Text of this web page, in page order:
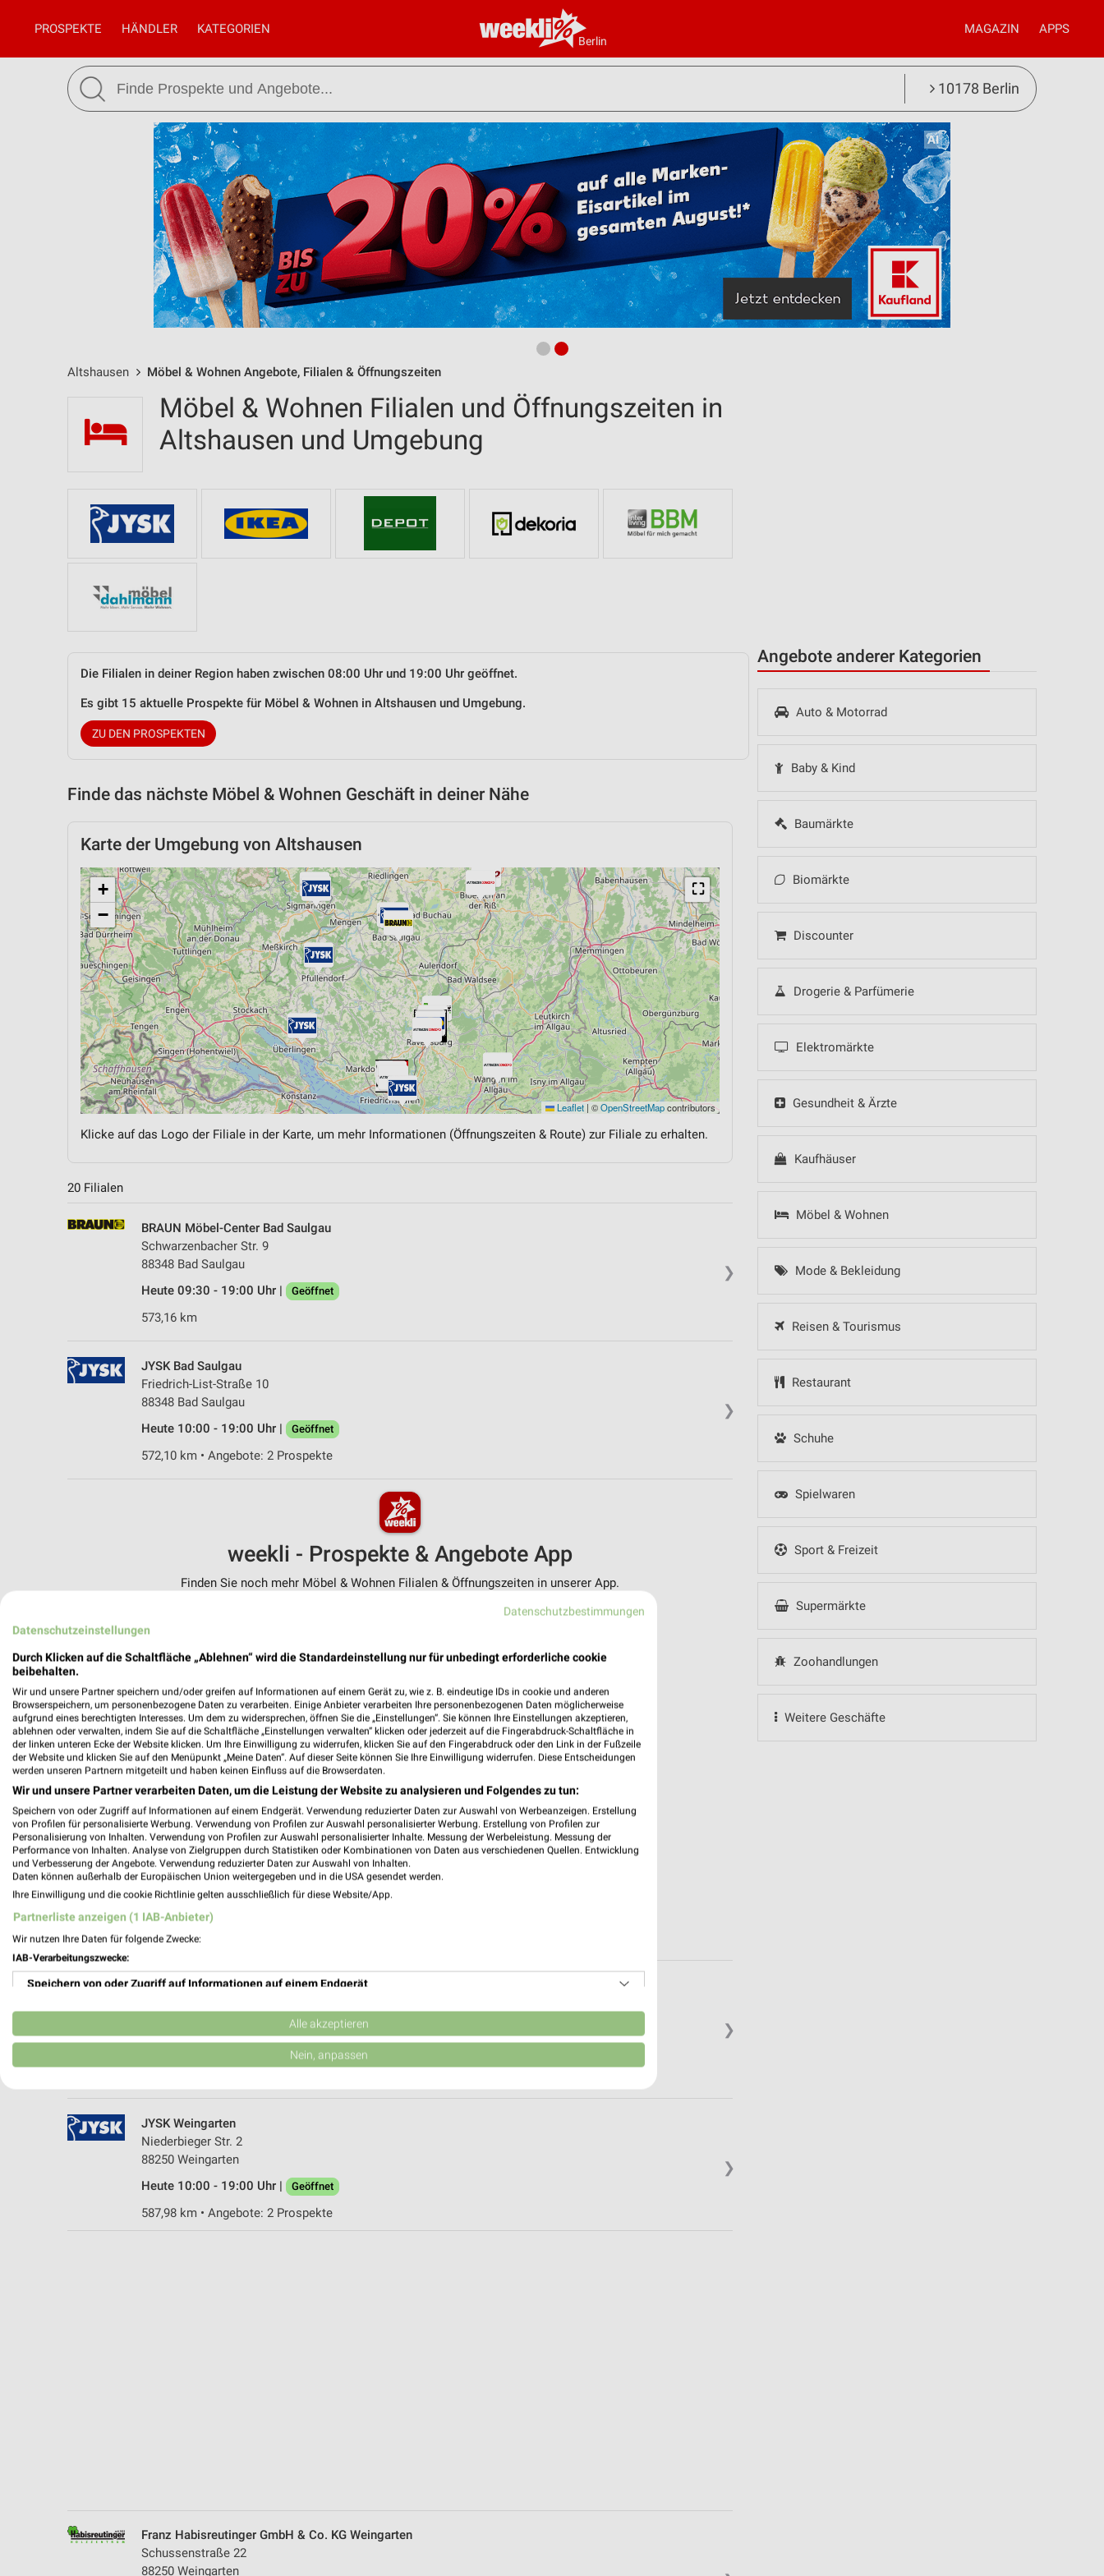
Berlin
PROSPEKTE HÄNDLER KATEGORIEN MAGAZIN APPS
10178 Berlin
Altshausen Möbel & Wohnen Angebote, Filialen & Öffnungszeiten
Angebote anderer Kategorien
Auto & Motorrad
Baby & Kind
Baumärkte
Biomärkte
Discounter
Drogerie & Parfümerie
Elektromärkte
Gesundheit & Ärzte
Kaufhäuser
Möbel & Wohnen
Mode & Bekleidung
Reisen & Tourismus
Restaurant
Schuhe
Spielwaren
Sport & Freizeit
Supermärkte
Zoohandlungen
Weitere Geschäfte
Möbel & Wohnen Filialen und Öffnungszeiten in
Altshausen und Umgebung
Die Filialen in deiner Region haben zwischen 08:00 Uhr und 19:00 Uhr geöffnet.
Es gibt 15 aktuelle Prospekte für Möbel & Wohnen in Altshausen und Umgebung.
ZU DEN PROSPEKTEN
Finde das nächste Möbel & Wohnen Geschäft in deiner Nähe
Karte der Umgebung von Altshausen
⛶
+
−
Leaflet | ©OpenStreetMapcontributors
Klicke auf das Logo der Filiale in der Karte, um mehr Informationen (Öffnungszeiten & Route) zur Filiale zu erhalten.
20 Filialen
❯
BRAUN Möbel-Center Bad Saulgau
Schwarzenbacher Str. 9
88348 Bad Saulgau
Heute 09:30 - 19:00 Uhr |
Geöffnet
573,16 km
❯
JYSK Bad Saulgau
Friedrich-List-Straße 10
88348 Bad Saulgau
Heute 10:00 - 19:00 Uhr |
Geöffnet
572,10 km • Angebote: 2 Prospekte
weekli - Prospekte & Angebote App
Finden Sie noch mehr Möbel & Wohnen Filialen & Öffnungszeiten in unserer App.
✔Push-Benachrichtigungen bei neuen Prospekten
Einkaufsliste - Einkauf stressfrei planen
Nutze weekli auch mobil – App jetzt laden oder QR-Code scannen.
❯
Matratzen Concord Bad Saulgau
Heute 10:00 - 19:00 Uhr | Geöffnet
❯
JYSK Weingarten
Niederbieger Str. 2
88250 Weingarten
Heute 10:00 - 19:00 Uhr |
Geöffnet
587,98 km • Angebote: 2 Prospekte
Franz Habisreutinger GmbH & Co. KG Weingarten
Schussenstraße 22
88250 Weingarten
Datenschutzbestimmungen
Datenschutzeinstellungen
Durch Klicken auf die Schaltfläche „Ablehnen“ wird die Standardeinstellung nur für unbedingt erforderliche cookie
beibehalten.
Wir und unsere Partner speichern und/oder greifen auf Informationen auf einem Gerät zu, wie z. B. eindeutige IDs in cookie und anderen
Browserspeichern, um personenbezogene Daten zu verarbeiten. Einige Anbieter verarbeiten Ihre personenbezogenen Daten möglicherweise
aufgrund eines berechtigten Interesses. Um dem zu widersprechen, öffnen Sie die „Einstellungen“. Sie können Ihre Einstellungen akzeptieren,
ablehnen oder verwalten, indem Sie auf die Schaltfläche „Einstellungen verwalten“ klicken oder jederzeit auf die Fingerabdruck-Schaltfläche in
der linken unteren Ecke der Website klicken. Um Ihre Einwilligung zu widerrufen, klicken Sie auf den Fingerabdruck oder den Link in der Fußzeile
der Website und klicken Sie auf den Menüpunkt „Meine Daten“. Auf dieser Seite können Sie Ihre Einwilligung widerrufen. Diese Entscheidungen
werden unseren Partnern mitgeteilt und haben keinen Einfluss auf die Browserdaten.
Wir und unsere Partner verarbeiten Daten, um die Leistung der Website zu analysieren und Folgendes zu tun:
Speichern von oder Zugriff auf Informationen auf einem Endgerät. Verwendung reduzierter Daten zur Auswahl von Werbeanzeigen. Erstellung
von Profilen für personalisierte Werbung. Verwendung von Profilen zur Auswahl personalisierter Werbung. Erstellung von Profilen zur
Personalisierung von Inhalten. Verwendung von Profilen zur Auswahl personalisierter Inhalte. Messung der Werbeleistung. Messung der
Performance von Inhalten. Analyse von Zielgruppen durch Statistiken oder Kombinationen von Daten aus verschiedenen Quellen. Entwicklung
und Verbesserung der Angebote. Verwendung reduzierter Daten zur Auswahl von Inhalten.
Daten können außerhalb der Europäischen Union weitergegeben und in die USA gesendet werden.
Ihre Einwilligung und die cookie Richtlinie gelten ausschließlich für diese Website/App.
Partnerliste anzeigen (1 IAB-Anbieter)
Wir nutzen Ihre Daten für folgende Zwecke:
IAB-Verarbeitungszwecke:
Speichern von oder Zugriff auf Informationen auf einem Endgerät
Verwendung reduzierter Daten zur Auswahl von Werbeanzeigen
Erstellung von Profilen für personalisierte Werbung
Erstellung von Profilen zur Personalisierung von Inhalten
Verwendung von Profilen zur Auswahl personalisierter Inhalte
Messung der Werbeleistung
Messung der Performance von Inhalten
Funktional
Alle akzeptieren
Nein, anpassen